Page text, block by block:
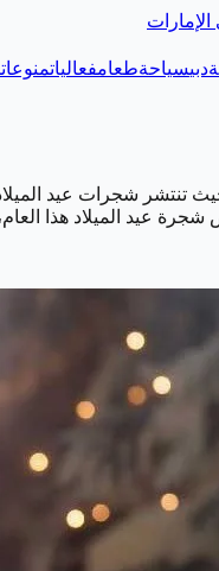
دبيسياحةطعامفعالياتمنوعات
تنتشر شجرات عيد
شجرة عيد الميلاد هذا